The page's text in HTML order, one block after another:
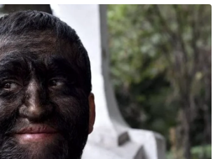
dilaksanakan sebagai alternatif